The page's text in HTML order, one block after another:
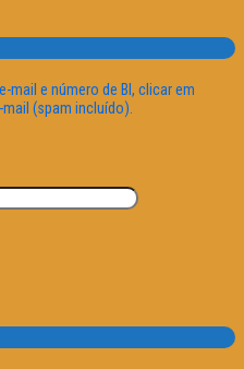
mail e número de BI, clicar em
(spam incluído).